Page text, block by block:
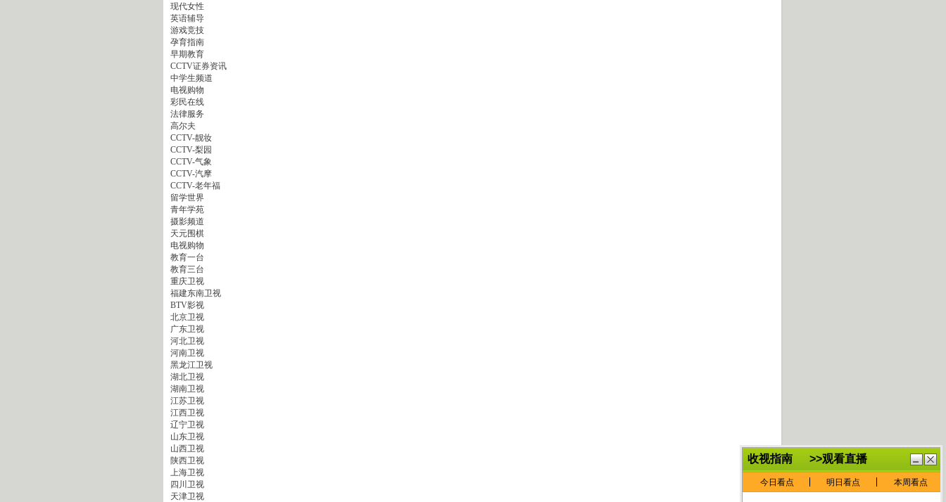
现代女性
英语辅导
游戏竞技
孕育指南
早期教育
CCTV证券资讯
中学生频道
电视购物
彩民在线
法律服务
高尔夫
CCTV-靓妆
CCTV-梨园
CCTV-气象
CCTV-汽摩
CCTV-老年福
留学世界
青年学苑
摄影频道
天元围棋
电视购物
教育一台
教育三台
重庆卫视
福建东南卫视
BTV影视
北京卫视
广东卫视
河北卫视
河南卫视
黑龙江卫视
湖北卫视
湖南卫视
江苏卫视
江西卫视
辽宁卫视
山东卫视
山西卫视
陕西卫视
上海卫视
四川卫视
天津卫视
抽
鏈
€灏
忓
寲